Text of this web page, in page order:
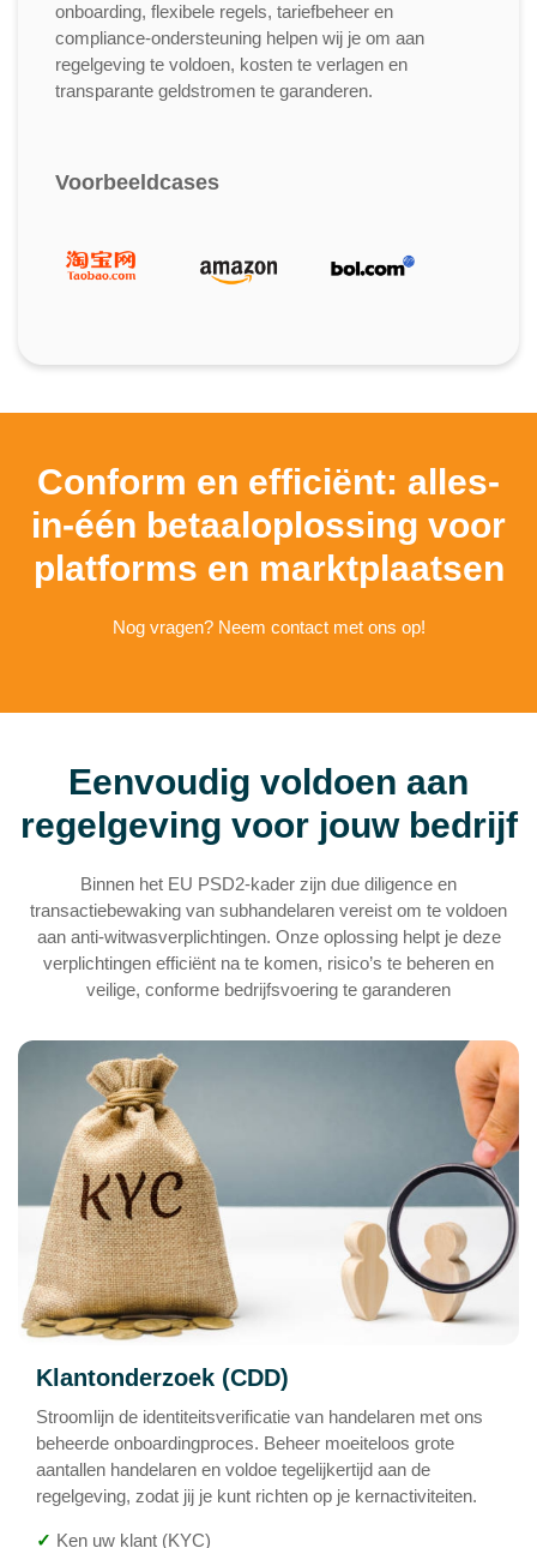
onboarding, flexibele regels, tariefbeheer en
compliance-ondersteuning helpen wij je om aan
regelgeving te voldoen, kosten te verlagen en
transparante geldstromen te garanderen.
Voorbeeldcases
Conform en efficiënt: alles-
in-één betaaloplossing voor
platforms en marktplaatsen
Nog vragen? Neem contact met ons op!
Eenvoudig voldoen aan
regelgeving voor jouw bedrijf
Binnen het EU PSD2-kader zijn due diligence en
transactiebewaking van subhandelaren vereist om te voldoen
aan anti-witwasverplichtingen. Onze oplossing helpt je deze
verplichtingen efficiënt na te komen, risico’s te beheren en
veilige, conforme bedrijfsvoering te garanderen
Klantonderzoek (CDD)
Stroomlijn de identiteitsverificatie van handelaren met ons
beheerde onboardingproces. Beheer moeiteloos grote
aantallen handelaren en voldoe tegelijkertijd aan de
regelgeving, zodat jij je kunt richten op je kernactiviteiten.
✓ Ken uw klant (KYC)